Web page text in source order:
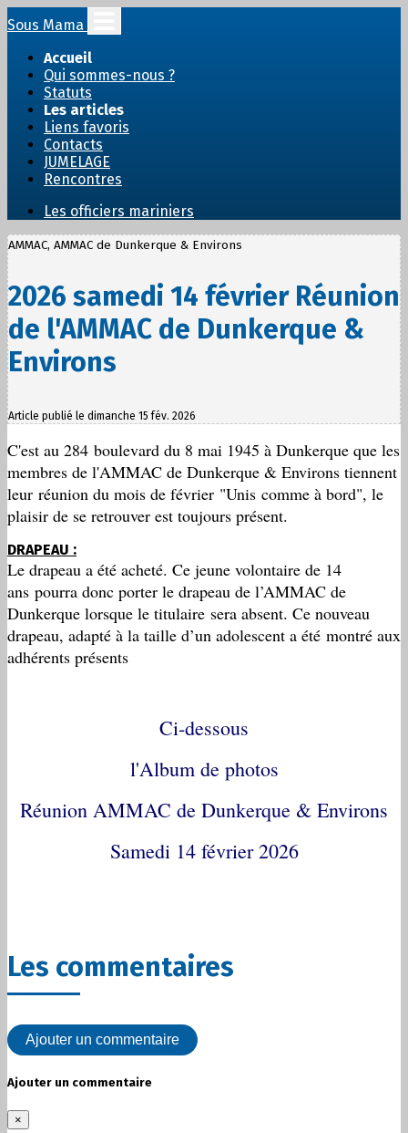
Sous Mama
Accueil
Qui sommes-nous ?
Statuts
Les articles
Liens favoris
Contacts
JUMELAGE
Rencontres
Les officiers mariniers
AMMAC, AMMAC de Dunkerque & Environs
2026 samedi 14 février Réunion
de l'AMMAC de Dunkerque &
Environs
Article publié le dimanche 15 fév. 2026
C'est au 284 boulevard du 8 mai 1945 à Dunkerque que les
membres de l'AMMAC de Dunkerque & Environs tiennent
leur réunion du mois de février "Unis comme à bord", le
plaisir de se retrouver est toujours présent.
DRAPEAU :
Le drapeau a été acheté. Ce jeune volontaire de 14
ans pourra donc porter le drapeau de l’AMMAC de
Dunkerque lorsque le titulaire sera absent. Ce nouveau
drapeau, adapté à la taille d’un adolescent a été montré aux
adhérents présents
Ci-dessous
l'Album de photos
Réunion AMMAC de Dunkerque & Environs
Samedi 14 février 2026
Les commentaires
Ajouter un commentaire
Ajouter un commentaire
×